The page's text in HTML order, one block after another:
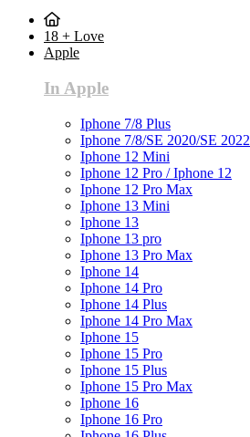
18 + Love
Apple
In Apple
Iphone 7/8 Plus
Iphone 7/8/SE 2020/SE 2022
Iphone 12 Mini
Iphone 12 Pro / Iphone 12
Iphone 12 Pro Max
Iphone 13 Mini
Iphone 13
Iphone 13 pro
Iphone 13 Pro Max
Iphone 14
Iphone 14 Pro
Iphone 14 Plus
Iphone 14 Pro Max
Iphone 15
Iphone 15 Pro
Iphone 15 Plus
Iphone 15 Pro Max
Iphone 16
Iphone 16 Pro